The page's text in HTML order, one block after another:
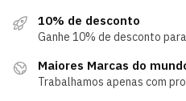
10% de desconto
Ganhe 10% de desconto
Maiores Marcas do
Trabalhamos apenas com